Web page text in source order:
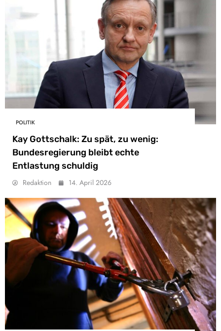
POLITIK
Kay Gottschalk: Zu spät, zu wenig:
Bundesregierung bleibt echte
Entlastung schuldig
Redaktion 14. April 2026